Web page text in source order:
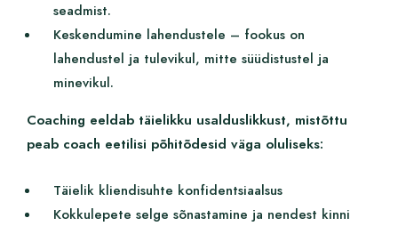
seadmist.
Keskendumine lahendustele – fookus on
lahendustel ja tulevikul, mitte süüdistustel ja
minevikul.
Coaching eeldab täielikku usalduslikkust, mistõttu
peab coach eetilisi põhitõdesid väga oluliseks:
Täielik kliendisuhte konfidentsiaalsus
Kokkulepete selge sõnastamine ja nendest kinni